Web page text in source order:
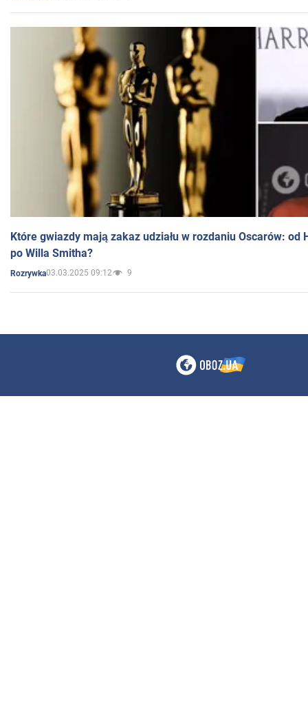
Które gwiazdy mają zakaz udziału w rozdaniu Oscarów: od
po Willa Smitha?
Rozrywka03.03.2025 09:12 9